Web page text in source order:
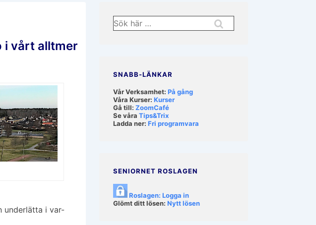
i vårt alltmer
underlätta i var-
Sök
efter:
SNABB-LÄNKAR
Vår Verksamhet: På gång
Våra Kurser: Kurser
Gå till: ZoomCafé
Se våra Tips&Trix
Ladda ner: Fri programvara
SENIORNET ROSLAGEN
Roslagen: Logga in
Glömt ditt lösen: Nytt lösen